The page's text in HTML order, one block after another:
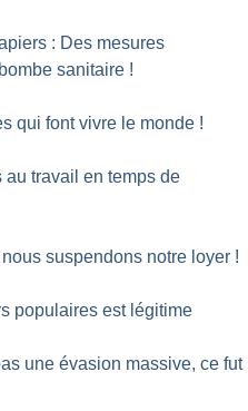
: Des mesures
sanitaire !
qui font vivre le monde !
au travail en temps de
suspendons notre loyer !
populaires est légitime
une évasion massive, ce fut